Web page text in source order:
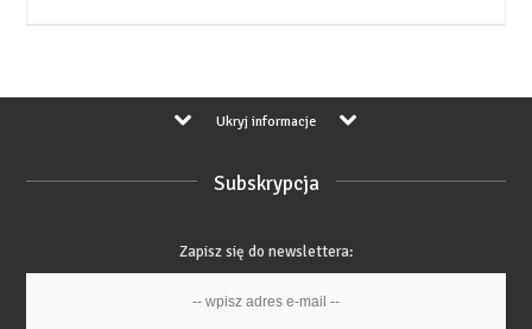
Ukryj informacje
Subskrypcja
Zapisz się do newslettera: